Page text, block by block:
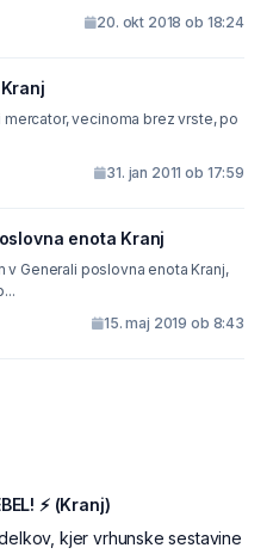
20. okt 2018 ob 18:24
vecinoma brez vrste, po
31. jan 2011 ob 17:59
enota Kranj
Generali poslovna enota Kranj,
15. maj 2019 ob 8:43
⚡ (Kranj)
kjer vrhunske sestavine